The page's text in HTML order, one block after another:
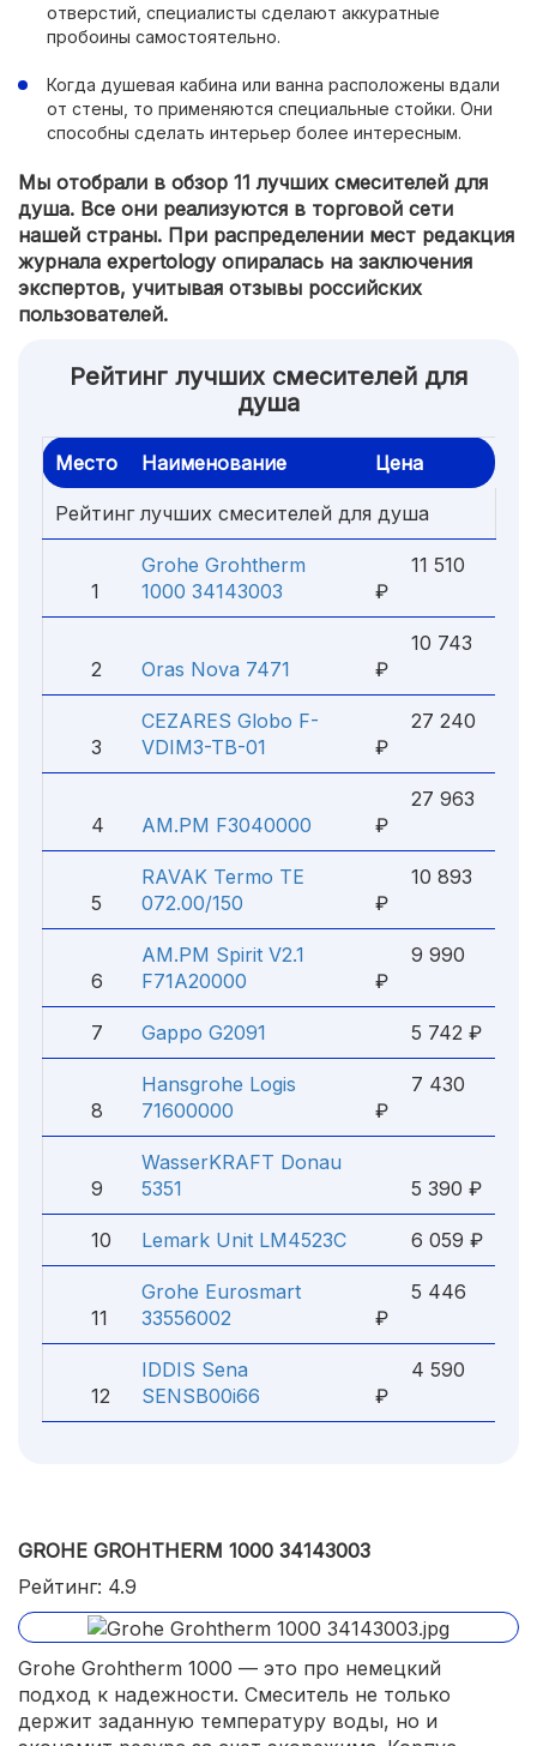
отверстий, специалисты сделают аккуратные
пробоины самостоятельно.
Когда душевая кабина или ванна расположены вдали
от стены, то применяются специальные стойки. Они
способны сделать интерьер более интересным.
Мы отобрали в обзор 11 лучших смесителей для
душа. Все они реализуются в торговой сети
нашей страны. При распределении мест редакция
журнала expertology опиралась на заключения
экспертов, учитывая отзывы российских
пользователей.
Рейтинг лучших смесителей для
душа
Место Наименование Цена
Рейтинг лучших смесителей для душа
1
Grohe Grohtherm
1000 34143003
11 510
₽
2 Oras Nova 7471
10 743
₽
3
CEZARES Globo F-
VDIM3-TB-01
27 240
₽
4 AM.PM F3040000
27 963
₽
5
RAVAK Termo TE
072.00/150
10 893
₽
6
AM.PM Spirit V2.1
F71A20000
9 990
₽
7 Gappo G2091 5 742 ₽
8
Hansgrohe Logis
71600000
7 430
₽
9
WasserKRAFT Donau
5351
5 390 ₽
10 Lemark Unit LM4523C 6 059 ₽
11
Grohe Eurosmart
33556002
5 446
₽
12
IDDIS Sena
SENSB00i66
4 590
₽
GROHE GROHTHERM 1000 34143003
Рейтинг: 4.9
Grohe Grohtherm 1000 — это про немецкий
подход к надежности. Смеситель не только
держит заданную температуру воды, но и